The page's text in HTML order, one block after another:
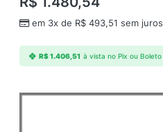
em 3x de R$ 493,51 sem juros
R$1.406,51 à vista no Pix ou Boleto